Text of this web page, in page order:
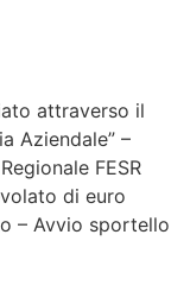
attraverso il
Aziendale” –
FESR
di euro
– Avvio sportello